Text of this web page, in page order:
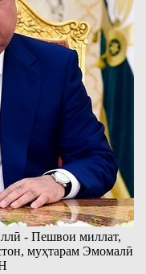
- Пешвои миллат,
муҳтарам Эмомалӣ